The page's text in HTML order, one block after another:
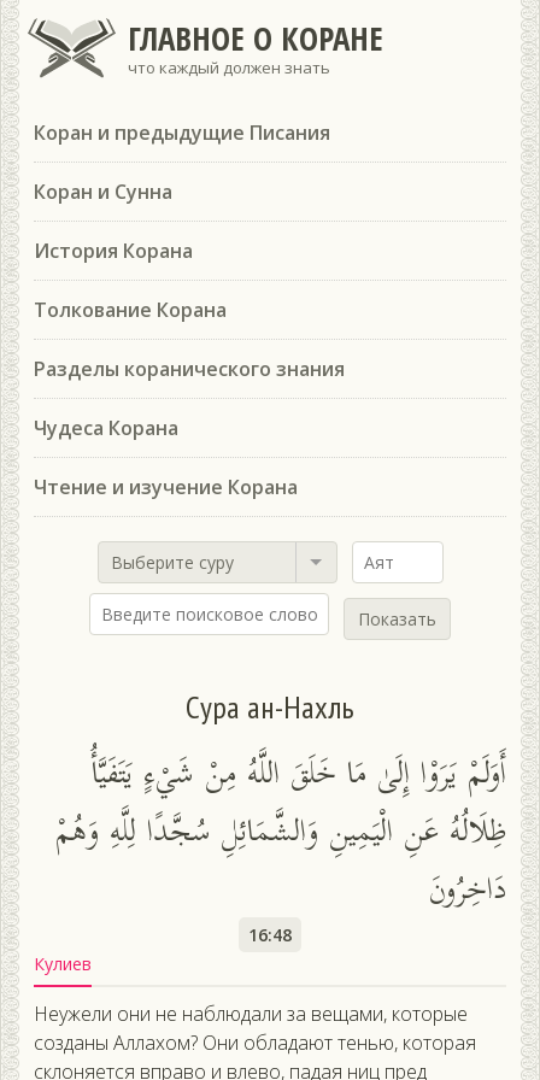
ГЛАВНОЕ О КОРАНЕ
что каждый должен знать
Коран и предыдущие Писания
Коран и Сунна
История Корана
Толкование Корана
Разделы коранического знания
Чудеса Корана
Чтение и изучение Корана
Выберите суру
Показать
Сура ан-Нахль
أَوَلَمْ يَرَوْا إِلَىٰ مَا خَلَقَ اللَّهُ مِنْ شَيْءٍ يَتَفَيَّأُ
ظِلَالُهُ عَنِ الْيَمِينِ وَالشَّمَائِلِ سُجَّدًا لِلَّهِ وَهُمْ
دَاخِرُونَ
16:48
Кулиев
Неужели они не наблюдали за вещами, которые
созданы Аллахом? Они обладают тенью, которая
склоняется вправо и влево, падая ниц пред